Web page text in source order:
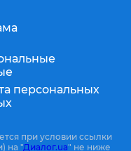
персональных
при условии ссылки
на "Диалог.ua" не ниже